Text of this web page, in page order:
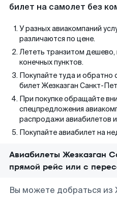
билет на самолет без
У разных авиакомпаний
различаются по цене.
Лететь транзитом
конечных пунктов.
Покупайте туда и обратно
билет Жезказган Санкт-
При покупке обращайте
спецпредложения
распродажи авиабилетов
Покупайте авиабилет на
Авиабилеты Жезказган
прямой рейс или с
Вы можете добраться из